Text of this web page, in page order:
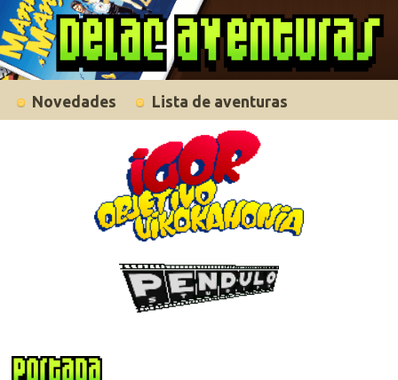
Novedades Lista de aventuras